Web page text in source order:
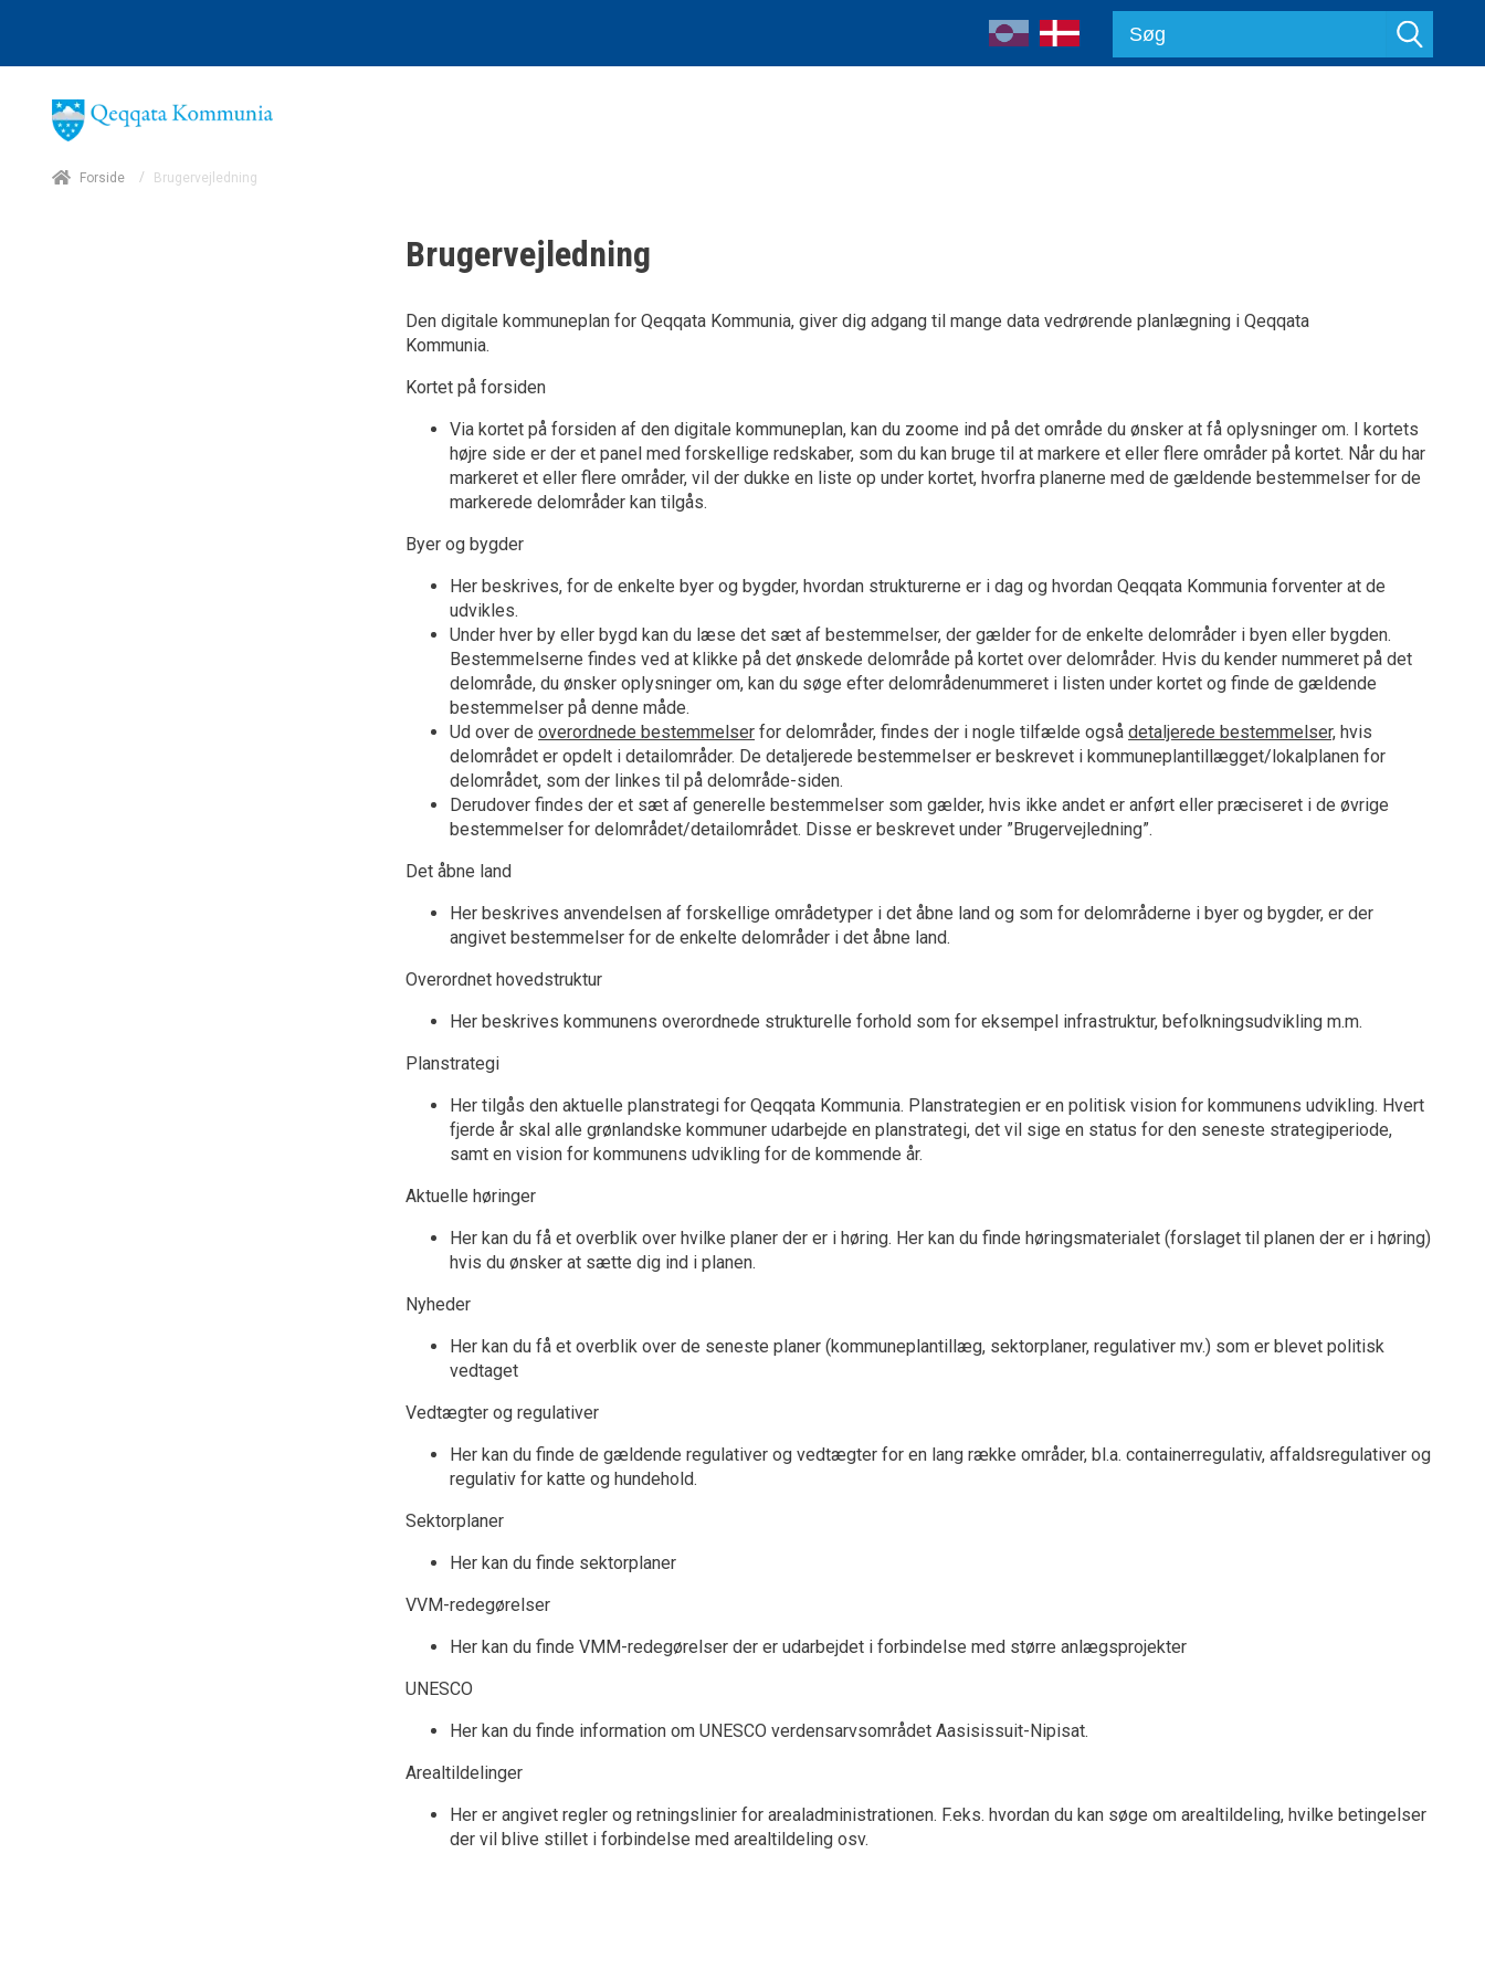
Forside / Brugervejledning
Brugervejledning
Den digitale kommuneplan for Qeqqata Kommunia, giver dig adgang til mange data vedrørende planlægning i Qeqqata
Kommunia.
Kortet på forsiden
Via kortet på forsiden af den digitale kommuneplan, kan du zoome ind på det område du ønsker at få oplysninger om. I kortets
højre side er der et panel med forskellige redskaber, som du kan bruge til at markere et eller flere områder på kortet. Når du har
markeret et eller flere områder, vil der dukke en liste op under kortet, hvorfra planerne med de gældende bestemmelser for de
markerede delområder kan tilgås.
Byer og bygder
Her beskrives, for de enkelte byer og bygder, hvordan strukturerne er i dag og hvordan Qeqqata Kommunia forventer at de
udvikles.
Under hver by eller bygd kan du læse det sæt af bestemmelser, der gælder for de enkelte delområder i byen eller bygden.
Bestemmelserne findes ved at klikke på det ønskede delområde på kortet over delområder. Hvis du kender nummeret på det
delområde, du ønsker oplysninger om, kan du søge efter delområdenummeret i listen under kortet og finde de gældende
bestemmelser på denne måde.
Ud over de overordnede bestemmelser for delområder, findes der i nogle tilfælde også detaljerede bestemmelser, hvis
delområdet er opdelt i detailområder. De detaljerede bestemmelser er beskrevet i kommuneplantillægget/lokalplanen for
delområdet, som der linkes til på delområde-siden.
Derudover findes der et sæt af generelle bestemmelser som gælder, hvis ikke andet er anført eller præciseret i de øvrige
bestemmelser for delområdet/detailområdet. Disse er beskrevet under ”Brugervejledning”.
Det åbne land
Her beskrives anvendelsen af forskellige områdetyper i det åbne land og som for delområderne i byer og bygder, er der
angivet bestemmelser for de enkelte delområder i det åbne land.
Overordnet hovedstruktur
Her beskrives kommunens overordnede strukturelle forhold som for eksempel infrastruktur, befolkningsudvikling m.m.
Planstrategi
Her tilgås den aktuelle planstrategi for Qeqqata Kommunia. Planstrategien er en politisk vision for kommunens udvikling. Hvert
fjerde år skal alle grønlandske kommuner udarbejde en planstrategi, det vil sige en status for den seneste strategiperiode,
samt en vision for kommunens udvikling for de kommende år.
Aktuelle høringer
Her kan du få et overblik over hvilke planer der er i høring. Her kan du finde høringsmaterialet (forslaget til planen der er i høring)
hvis du ønsker at sætte dig ind i planen.
Nyheder
Her kan du få et overblik over de seneste planer (kommuneplantillæg, sektorplaner, regulativer mv.) som er blevet politisk
vedtaget
Vedtægter og regulativer
Her kan du finde de gældende regulativer og vedtægter for en lang række områder, bl.a. containerregulativ, affaldsregulativer og
regulativ for katte og hundehold.
Sektorplaner
Her kan du finde sektorplaner
VVM-redegørelser
Her kan du finde VMM-redegørelser der er udarbejdet i forbindelse med større anlægsprojekter
UNESCO
Her kan du finde information om UNESCO verdensarvsområdet Aasisissuit-Nipisat.
Arealtildelinger
Her er angivet regler og retningslinier for arealadministrationen. F.eks. hvordan du kan søge om arealtildeling, hvilke betingelser
der vil blive stillet i forbindelse med arealtildeling osv.